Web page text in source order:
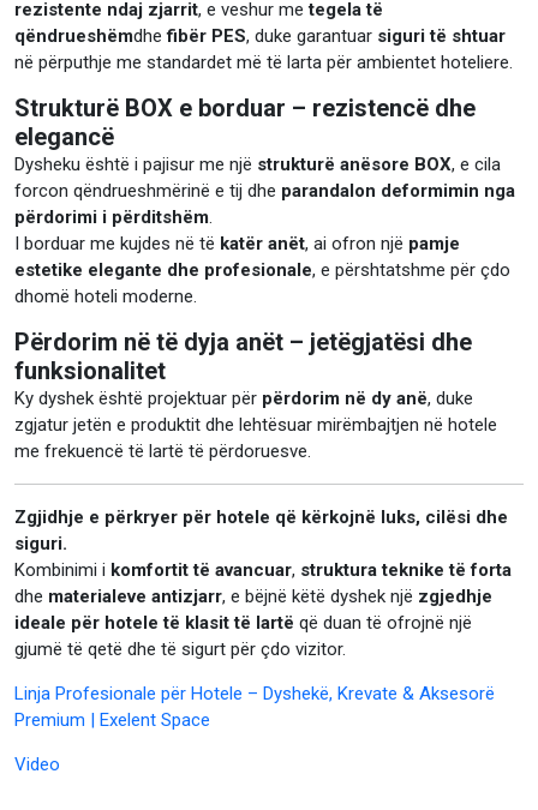
rezistente ndaj zjarrit, e veshur metegela të
qëndrueshëmdhefibër PES, duke garantuar siguri të shtuar
në përputhje me standardet më të larta për ambientet hoteliere.
Strukturë BOX e borduar – rezistencë dhe
elegancë
Dysheku është i pajisur me një strukturë anësore BOX, e cila
forcon qëndrueshmërinë e tij dhe parandalon deformimin nga
përdorimi i përditshëm.
I borduar me kujdes në të katër anët, ai ofron një pamje
estetike elegante dhe profesionale, e përshtatshme për çdo
dhomë hoteli moderne.
Përdorim në të dyja anët – jetëgjatësi dhe
funksionalitet
Ky dyshek është projektuar për përdorim në dy anë, duke
zgjatur jetën e produktit dhe lehtësuar mirëmbajtjen në hotele
me frekuencë të lartë të përdoruesve.
Zgjidhje e përkryer për hotele që kërkojnë luks, cilësi dhe
siguri.
Kombinimi i komfortit të avancuar, struktura teknike të forta
dhe materialeve antizjarr, e bëjnë këtë dyshek një zgjedhje
ideale për hotele të klasit të lartë që duan të ofrojnë një
gjumë të qetë dhe të sigurt për çdo vizitor.
Linja Profesionale për Hotele – Dyshekë, Krevate & Aksesorë
Premium | Exelent Space
Video